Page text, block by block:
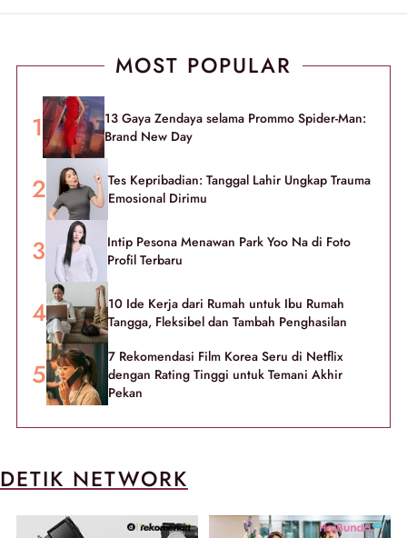
MOST POPULAR
13 Gaya Zendaya selama Prommo Spider-Man:
Brand New Day
Tes Kepribadian: Tanggal Lahir Ungkap Trauma
Emosional Dirimu
Intip Pesona Menawan Park Yoo Na di Foto
Profil Terbaru
10 Ide Kerja dari Rumah untuk Ibu Rumah
Tangga, Fleksibel dan Tambah Penghasilan
7 Rekomendasi Film Korea Seru di Netflix
dengan Rating Tinggi untuk Temani Akhir
Pekan
DETIK NETWORK